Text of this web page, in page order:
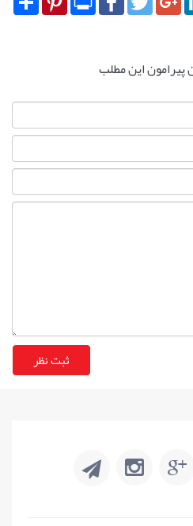
پیرامون این مطلب